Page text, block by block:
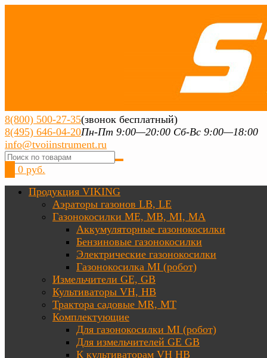
8(800) 500-27-35(звонок бесплатный)
8(495) 646-04-20Пн-Пт 9:00—20:00 Сб-Вс 9:00—18:00
info@tvoiinstrument.ru
0 руб.
Продукция VIKING
Аэраторы газонов LB, LE
Газонокосилки ME, MB, MI, MA
Аккумуляторные газонокосилки
Бензиновые газонокосилки
Электрические газонокосилки
Газонокосилка MI (робот)
Измельчители GE, GB
Культиваторы VH, HB
Трактора садовые MR, MT
Комплектующие
Для газонокосилки MI (робот)
Для измельчителей GE GB
К культиваторам VH HB